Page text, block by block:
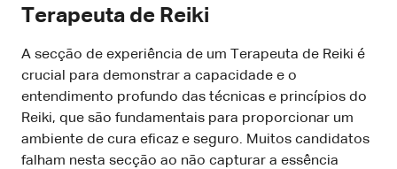
Terapeuta de Reiki
A secção de experiência de um Terapeuta de Reiki é
crucial para demonstrar a capacidade e o
entendimento profundo das técnicas e princípios do
Reiki, que são fundamentais para proporcionar um
ambiente de cura eficaz e seguro. Muitos candidatos
falham nesta secção ao não capturar a essência